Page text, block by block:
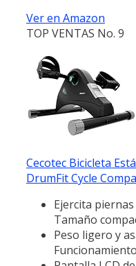
Ver en Amazon
TOP VENTAS No. 9
Cecotec Bicicleta
DrumFit Cycle
Ejercita
Tamaño
Peso ligero y